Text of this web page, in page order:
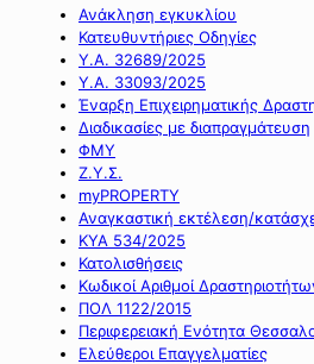
Ανάκληση εγκυκλίου
Κατευθυντήριες Οδηγίες
Υ.Α. 32689/2025
Υ.Α. 33093/2025
Έναρξη Επιχειρηματικής
Διαδικασίες με διαπραγμάτευση
ΦΜΥ
Ζ.Υ.Σ.
myPROPERTY
Αναγκαστική εκτέλεση/
ΚΥΑ 534/2025
Κατολισθήσεις
Κωδικοί Αριθμοί
ΠΟΛ 1122/2015
Περιφερειακή Ενότητα
Ελεύθεροι Επαγγελματίες